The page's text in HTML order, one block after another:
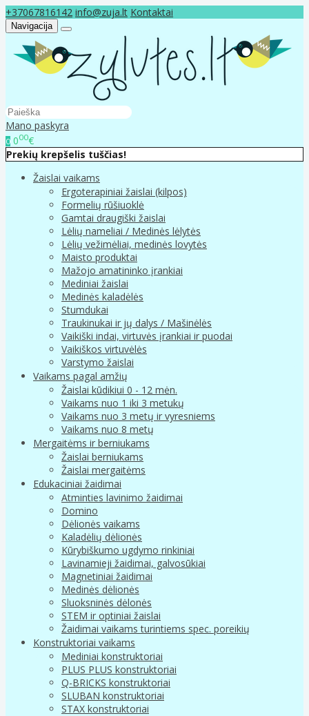
+37067816142 info@zuja.lt Kontaktai
Navigacija
Mano paskyra
0 000€
Prekių krepšelis tuščias!
Žaislai vaikams
Ergoterapiniai žaislai (kilpos)
Formelių rūšiuoklė
Gamtai draugiški žaislai
Lėlių nameliai / Medinės lėlytės
Lėlių vežimėliai, medinės lovytės
Maisto produktai
Mažojo amatininko įrankiai
Mediniai žaislai
Medinės kaladėlės
Stumdukai
Traukinukai ir jų dalys / Mašinėlės
Vaikiški indai, virtuvės įrankiai ir puodai
Vaikiškos virtuvėlės
Varstymo žaislai
Vaikams pagal amžių
Žaislai kūdikiui 0 - 12 mėn.
Vaikams nuo 1 iki 3 metukų
Vaikams nuo 3 metų ir vyresniems
Vaikams nuo 8 metų
Mergaitėms ir berniukams
Žaislai berniukams
Žaislai mergaitėms
Edukaciniai žaidimai
Atminties lavinimo žaidimai
Domino
Dėlionės vaikams
Kaladėlių dėlionės
Kūrybiškumo ugdymo rinkiniai
Lavinamieji žaidimai, galvosūkiai
Magnetiniai žaidimai
Medinės dėlionės
Sluoksninės dėlonės
STEM ir optiniai žaislai
Žaidimai vaikams turintiems spec. poreikių
Konstruktoriai vaikams
Mediniai konstruktoriai
PLUS PLUS konstruktoriai
Q-BRICKS konstruktoriai
SLUBAN konstruktoriai
STAX konstruktoriai